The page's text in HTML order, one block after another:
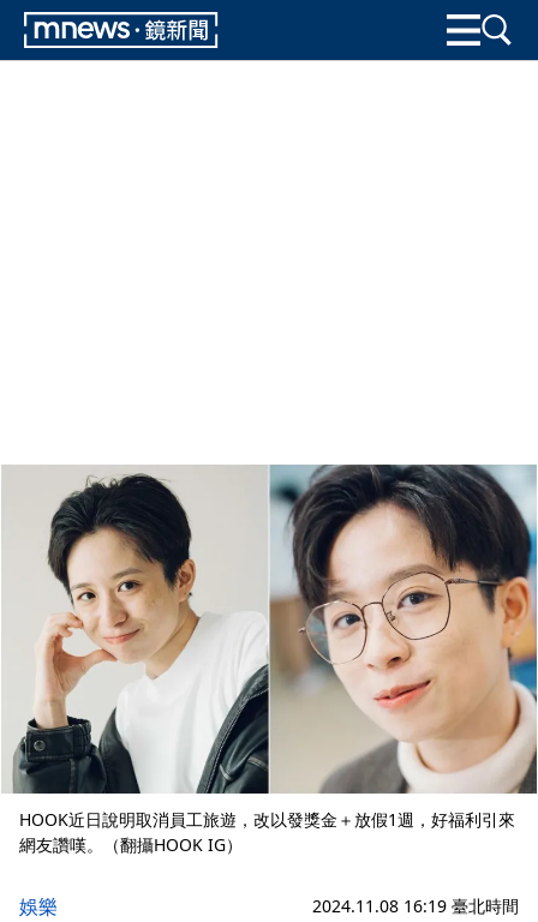
HOOK近日說明取消員工旅遊，改以發獎金＋放假1週，好福利引來
網友讚嘆。（翻攝HOOK IG）
娛樂 2024.11.08 16:19 臺北時間